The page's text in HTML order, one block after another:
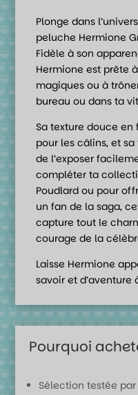
Plonge dans l’univers
peluche Hermione
Fidèle à son
Hermione est prête
magiques ou à
bureau ou dans ta
Sa texture douce
pour les câlins, et
de l’exposer
compléter ta
Poudlard ou pour
un fan de la saga,
capture tout le
courage de la
Laisse Hermione
savoir et d’aventure
Pourquoi
Sélection testée